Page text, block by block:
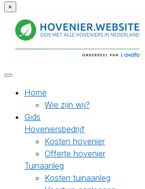
×
Home
Wie zijn wij?
Gids
Hoveniersbedrijf
Kosten hovenier
Offerte hovenier
Tuinaanleg
Kosten tuinaanleg